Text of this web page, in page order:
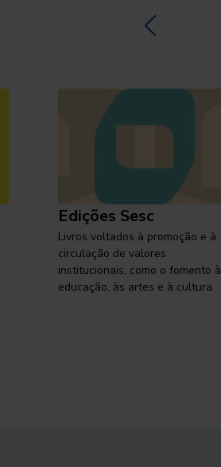
Edições Sesc
Livros voltados à promoção e à
circulação de valores
institucionais, como o fomento à
educação, às artes e à cultura